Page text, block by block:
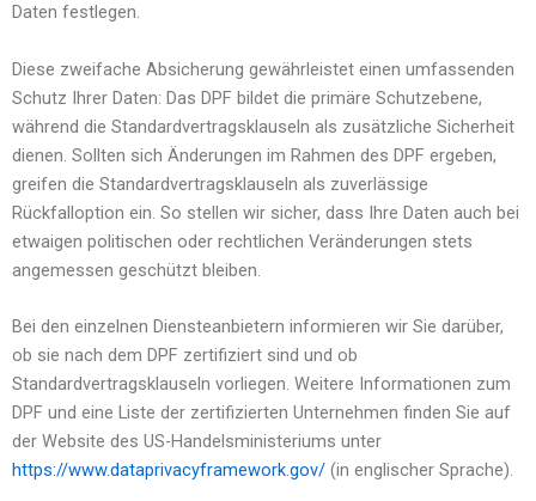
Daten festlegen.
Diese zweifache Absicherung gewährleistet einen umfassenden
Schutz Ihrer Daten: Das DPF bildet die primäre Schutzebene,
während die Standardvertragsklauseln als zusätzliche Sicherheit
dienen. Sollten sich Änderungen im Rahmen des DPF ergeben,
greifen die Standardvertragsklauseln als zuverlässige
Rückfalloption ein. So stellen wir sicher, dass Ihre Daten auch bei
etwaigen politischen oder rechtlichen Veränderungen stets
angemessen geschützt bleiben.
Bei den einzelnen Diensteanbietern informieren wir Sie darüber,
ob sie nach dem DPF zertifiziert sind und ob
Standardvertragsklauseln vorliegen. Weitere Informationen zum
DPF und eine Liste der zertifizierten Unternehmen finden Sie auf
der Website des US-Handelsministeriums unter
https://www.dataprivacyframework.gov/ (in englischer Sprache).